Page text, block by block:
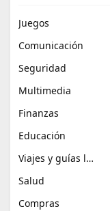
Juegos
Comunicación
Seguridad
Multimedia
Finanzas
Educación
Viajes y guías locales
Salud
Compras